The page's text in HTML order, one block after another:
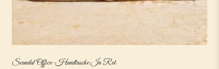
Scandal Office-Handtasche In Rot